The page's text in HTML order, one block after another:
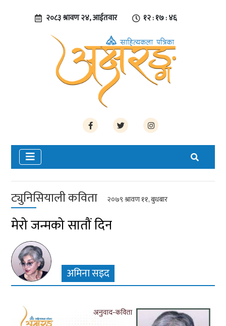
२०८३ श्रावण २४, आईतवार १२ : १७ : ४६
ट्युनिसियाली कविता २०७९ श्रावण ११, बुधबार
मेरो जन्मको सातौं दिन
अमिना सइद